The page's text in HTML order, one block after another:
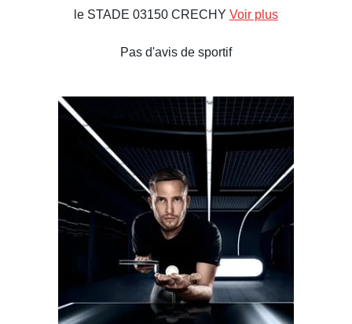
le STADE 03150 CRECHY Voir plus
Pas d'avis de sportif